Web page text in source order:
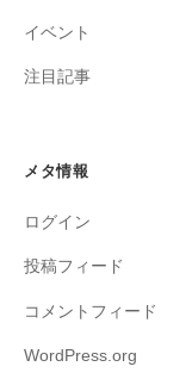
イベント
注目記事
メタ情報
ログイン
投稿フィード
コメントフィード
WordPress.org